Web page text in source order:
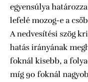
egyensúlya
lefelé mozog-e a
A nedvesítési szög
hatás irányának
foknál kisebb, a
míg 90 foknál